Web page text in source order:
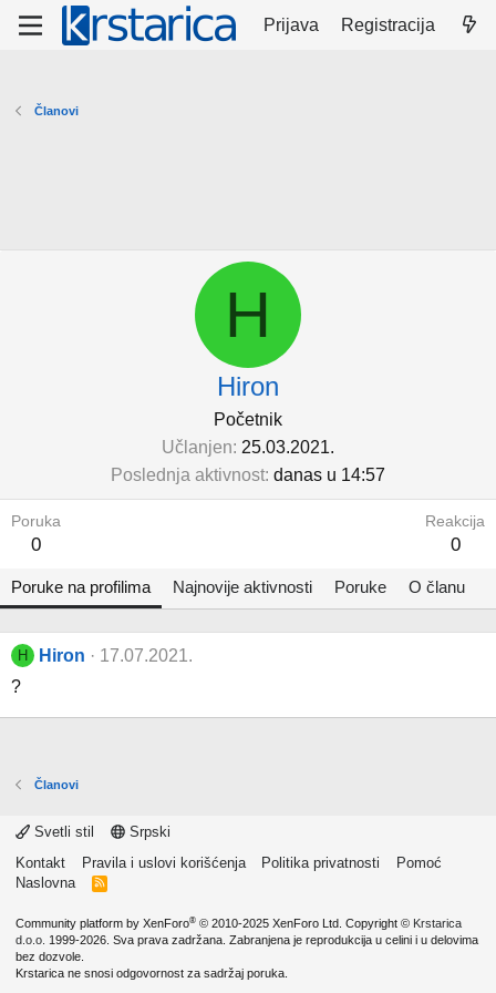
Prijava Registracija
Članovi
H
Hiron
Početnik
Učlanjen 25.03.2021.
Poslednja aktivnost danas u 14:57
Poruka
0
Reakcija
0
Poruke na profilima Najnovije aktivnosti Poruke O članu
H Hiron
17.07.2021.
?️
Članovi
Svetli stil
Srpski
Kontakt
Pravila i uslovi korišćenja Politika privatnosti
Pomoć
Naslovna
R
Community platform by XenForo® © 2010-2025 XenForo Ltd. Copyright © Krstarica
d.o.o. 1999-2026. Sva prava zadržana. Zabranjena je reprodukcija u celini i u delovima
bez dozvole.
Krstarica ne snosi odgovornost za sadržaj poruka.